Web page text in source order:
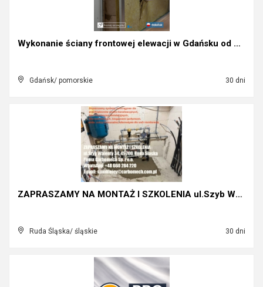
Wykonanie ściany frontowej elewacji w Gdańsku od z...
Gdańsk/ pomorskie 30 dni
ZAPRASZAMY NA MONTAŻ I SZKOLENIA ul.Szyb Walenty 3...
Ruda Śląska/ śląskie 30 dni